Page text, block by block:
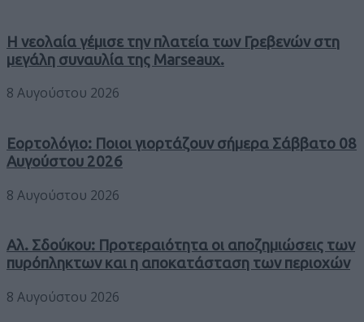
Η νεολαία γέμισε την πλατεία των Γρεβενών στη
μεγάλη συναυλία της Marseaux.
8 Αυγούστου 2026
Εορτολόγιο: Ποιοι γιορτάζουν σήμερα Σάββατο 08
Αυγούστου 2026
8 Αυγούστου 2026
Αλ. Σδούκου: Προτεραιότητα οι αποζημιώσεις των
πυρόπληκτων και η αποκατάσταση των περιοχών
8 Αυγούστου 2026